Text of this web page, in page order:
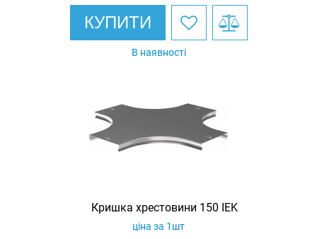
КУПИТИ
В наявності
Кришка хрестовини 150 IEK
ціна за 1шт